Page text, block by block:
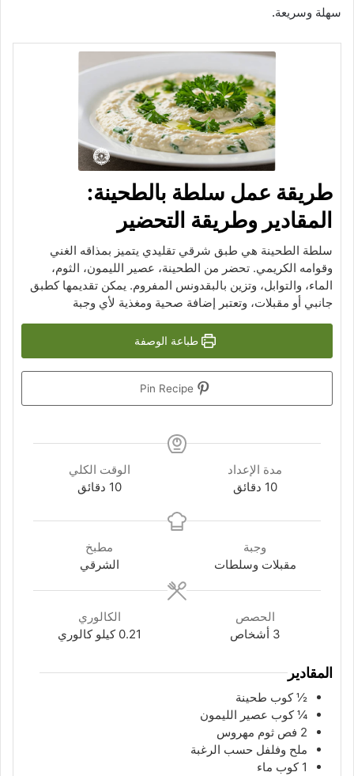
سهلة وسريعة.
طريقة عمل سلطة بالطحينة:
المقادير وطريقة التحضير
سلطة الطحينة هي طبق شرقي تقليدي يتميز بمذاقه الغني
وقوامه الكريمي. تحضر من الطحينة، عصير الليمون، الثوم،
الماء، والتوابل، وتزين بالبقدونس المفروم. يمكن تقديمها كطبق
جانبي أو مقبلات، وتعتبر إضافة صحية ومغذية لأي وجبة
طباعة الوصفة
مدة الإعداد
10 دقائق
دقائق
الوقت الكلي
10 دقائق
دقائق
وجبة
مقبلات وسلطات
مطبخ
الشرقي
الحصص
3 أشخاص
الكالوري
0.21 كيلو كالوري
المقادير
½ كوب طحينة
¼ كوب عصير الليمون
2 فص ثوم مهروس
ملح وفلفل حسب الرغبة
1 كوب ماء